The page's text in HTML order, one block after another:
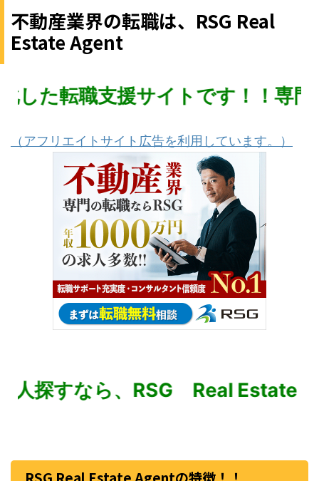
不動産業界の転職は、RSG Real
Estate Agent
支援サイトです！！専門業界
（アフリエイトサイト広告を利用しています。）
なら、RSG Real Estate Agent
RSG Real Estate Agentの特徴！！